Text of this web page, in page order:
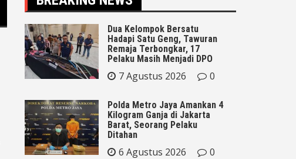
Dua Kelompok Bersatu
Hadapi Satu Geng, Tawuran
Remaja Terbongkar, 17
Pelaku Masih Menjadi DPO
7 Agustus 2026 0
Polda Metro Jaya Amankan 4
Kilogram Ganja di Jakarta
Barat, Seorang Pelaku
Ditahan
6 Agustus 2026 0